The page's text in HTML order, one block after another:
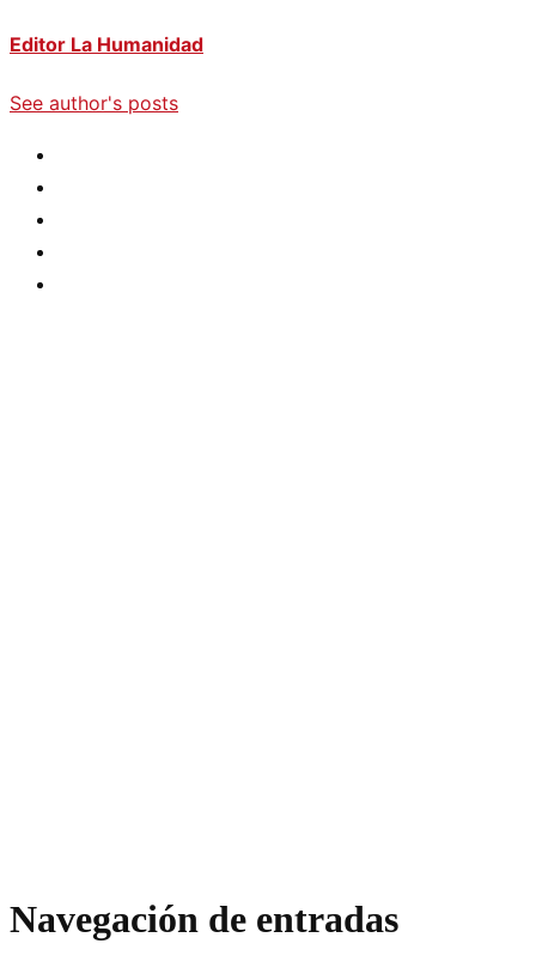
Editor La Humanidad
See author's posts
Navegación de entradas